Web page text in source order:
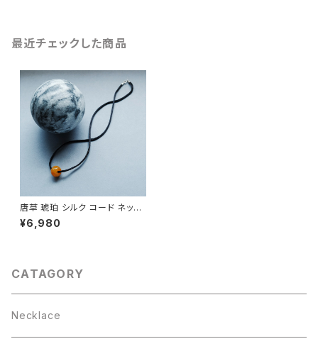
最近チェックした商品
唐草 琥珀 シルク コード ネック
レス シルバー925
¥6,980
CATAGORY
Necklace